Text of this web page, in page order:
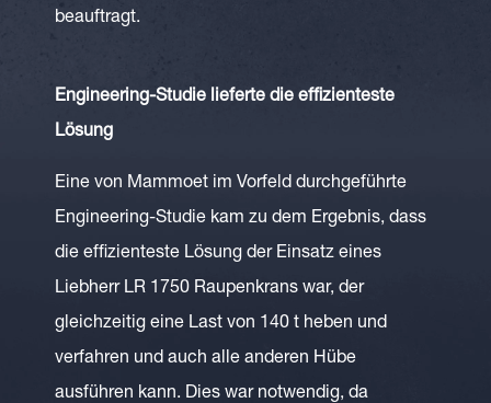
beauftragt.
Engineering-Studie lieferte die effizienteste
Lösung
Eine von Mammoet im Vorfeld durchgeführte
Engineering-Studie kam zu dem Ergebnis, dass
die effizienteste Lösung der Einsatz eines
Liebherr LR 1750 Raupenkrans war, der
gleichzeitig eine Last von 140 t heben und
verfahren und auch alle anderen Hübe
ausführen kann. Dies war notwendig, da